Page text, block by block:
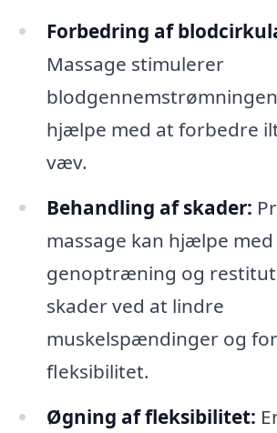
Forbedring af
Massage stimulerer
hjælpe med at forbedre
væv.
Behandling af skader:
massage kan hjælpe med
genoptræning og
skader ved at lindre
muskelspændinger og
fleksibilitet.
Øgning af fleksibilitet: